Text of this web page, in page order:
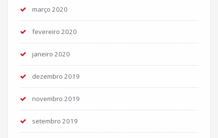
março 2020
fevereiro 2020
janeiro 2020
dezembro 2019
novembro 2019
setembro 2019